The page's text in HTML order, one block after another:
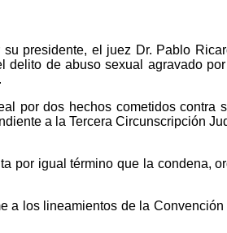
presidente, el juez Dr. Pablo
delito de abuso sexual agravado
por dos hechos cometidos contra
a la Tercera Circunscripción
por igual término que la condena,
a los lineamientos de la